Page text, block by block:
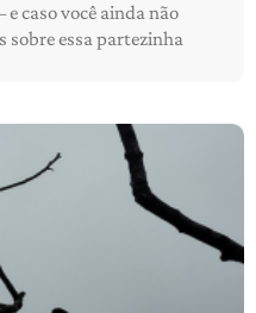
caso você ainda não
sobre essa partezinha